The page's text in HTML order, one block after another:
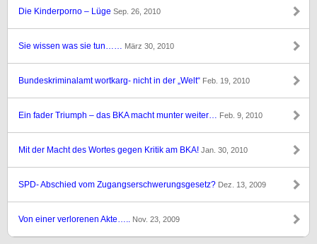
Die Kinderporno – Lüge Sep. 26, 2010
Sie wissen was sie tun…… März 30, 2010
Bundeskriminalamt wortkarg- nicht in der „Welt“ Feb. 19, 2010
Ein fader Triumph – das BKA macht munter weiter… Feb. 9, 2010
Mit der Macht des Wortes gegen Kritik am BKA! Jan. 30, 2010
SPD- Abschied vom Zugangserschwerungsgesetz? Dez. 13, 2009
Von einer verlorenen Akte….. Nov. 23, 2009